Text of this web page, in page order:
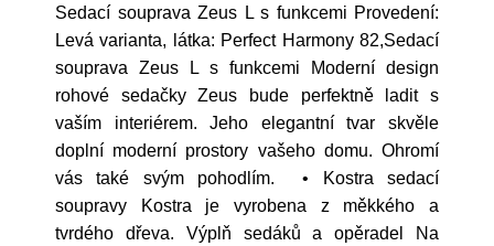
Sedací souprava Zeus L s funkcemi Provedení:
Levá varianta, látka: Perfect Harmony 82,Sedací
souprava Zeus L s funkcemi Moderní design
rohové sedačky Zeus bude perfektně ladit s
vaším interiérem. Jeho elegantní tvar skvěle
doplní moderní prostory vašeho domu. Ohromí
vás také svým pohodlím. • Kostra sedací
soupravy Kostra je vyrobena z měkkého a
tvrdého dřeva. Výplň sedáků a opěradel Na